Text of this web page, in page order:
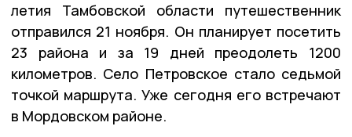
летия Тамбовской области путешественник
отправился 21 ноября. Он планирует посетить
23 района и за 19 дней преодолеть 1200
километров. Село Петровское стало седьмой
точкой маршрута. Уже сегодня его встречают
в Мордовском районе.